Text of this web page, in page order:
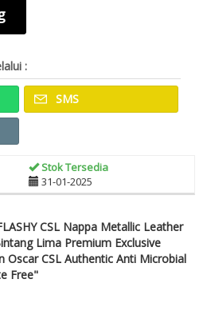
:
SMS
Stok Tersedia
31-01-2025
CSL Nappa Metallic Leather
Lima Premium Exclusive
Oscar CSL Authentic Anti Microbial
Free"